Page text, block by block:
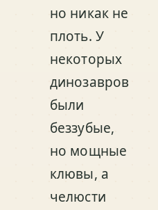
но никак не
плоть. У
некоторых
динозавров
были
беззубые,
но мощные
клювы, а
челюсти